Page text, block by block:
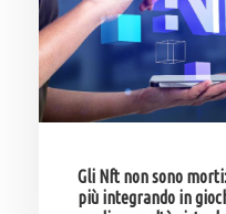
Gli Nft non sono
più integrando in